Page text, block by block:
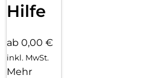
Hilfe
ab 0,00 €
inkl. MwSt.
Mehr